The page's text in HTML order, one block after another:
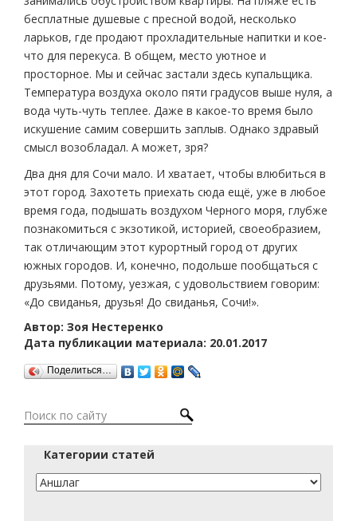
бесплатные душевые с пресной водой, несколько
ларьков, где продают прохладительные напитки и кое-
что для перекуса. В общем, место уютное и
просторное. Мы и сейчас застали здесь купальщика.
Температура воздуха около пяти градусов выше нуля, а
вода чуть-чуть теплее. Даже в какое-то время было
искушение самим совершить заплыв. Однако здравый
смысл возобладал. А может, зря?
Два дня для Сочи мало. И хватает, чтобы влюбиться в
этот город. Захотеть приехать сюда ещё, уже в любое
время года, подышать воздухом Черного моря, глубже
познакомиться с экзотикой, историей, своеобразием,
так отличающим этот курортный город от других
южных городов. И, конечно, подольше пообщаться с
друзьями. Потому, уезжая, с удовольствием говорим:
«До свиданья, друзья! До свиданья, Сочи!».
Автор: Зоя Нестеренко
Дата публикации материала: 20.01.2017
Поделиться…
Категории статей